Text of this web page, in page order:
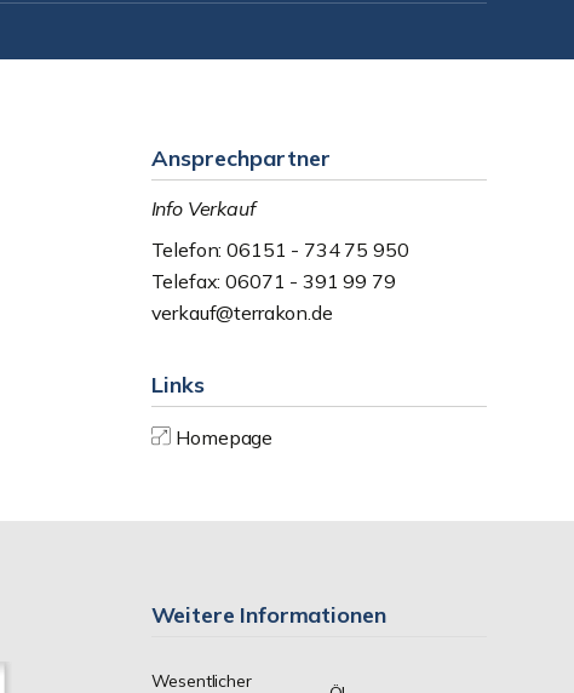
Ansprechpartner
Info Verkauf
Telefon: 06151 - 734 75 950
Telefax: 06071 - 391 99 79
verkauf@terrakon.de
Links
Homepage
Weitere Informationen
Wesentlicher